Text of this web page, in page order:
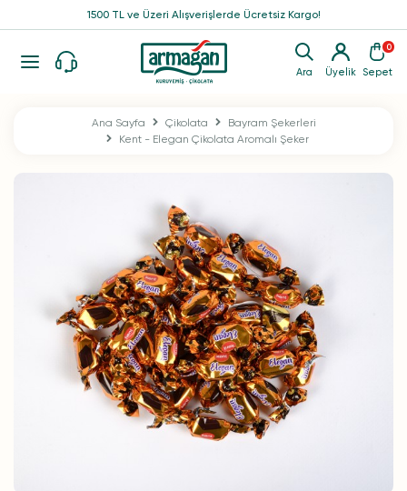
Ara Üyelik
0
Sepet
1500 TL ve Üzeri Alışverişlerde Ücretsiz Kargo!
Ana Sayfa Çikolata
Bayram Şekerleri
Kent - Elegan Çikolata Aromalı Şeker